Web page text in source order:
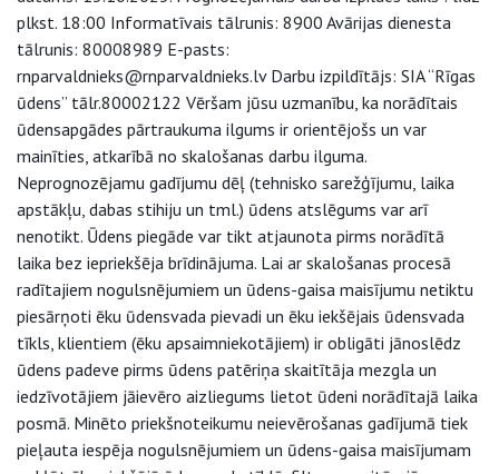
plkst. 18:00 Informatīvais tālrunis: 8900 Avārijas dienesta
tālrunis: 80008989 E-pasts:
rnparvaldnieks@rnparvaldnieks.lv Darbu izpildītājs: SIA “Rīgas
ūdens” tālr.80002122 Vēršam jūsu uzmanību, ka norādītais
ūdensapgādes pārtraukuma ilgums ir orientējošs un var
mainīties, atkarībā no skalošanas darbu ilguma.
Neprognozējamu gadījumu dēļ (tehnisko sarežģījumu, laika
apstākļu, dabas stihiju un tml.) ūdens atslēgums var arī
nenotikt. Ūdens piegāde var tikt atjaunota pirms norādītā
laika bez iepriekšēja brīdinājuma. Lai ar skalošanas procesā
radītajiem nogulsnējumiem un ūdens-gaisa maisījumu netiktu
piesārņoti ēku ūdensvada pievadi un ēku iekšējais ūdensvada
tīkls, klientiem (ēku apsaimniekotājiem) ir obligāti jānoslēdz
ūdens padeve pirms ūdens patēriņa skaitītāja mezgla un
iedzīvotājiem jāievēro aizliegums lietot ūdeni norādītajā laika
posmā. Minēto priekšnoteikumu neievērošanas gadījumā tiek
pieļauta iespēja nogulsnējumiem un ūdens-gaisa maisījumam